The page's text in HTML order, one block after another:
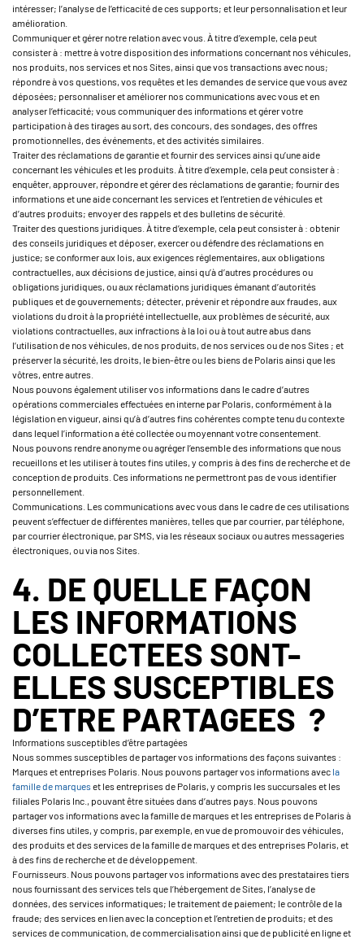
intéresser; l’analyse de l’efficacité de ces supports; et leur personnalisation et leur
amélioration.
Communiquer et gérer notre relation avec vous. À titre d’exemple, cela peut
consister à : mettre à votre disposition des informations concernant nos véhicules,
nos produits, nos services et nos Sites, ainsi que vos transactions avec nous;
répondre à vos questions, vos requêtes et les demandes de service que vous avez
déposées; personnaliser et améliorer nos communications avec vous et en
analyser l’efficacité; vous communiquer des informations et gérer votre
participation à des tirages au sort, des concours, des sondages, des offres
promotionnelles, des événements, et des activités similaires.
Traiter des réclamations de garantie et fournir des services ainsi qu’une aide
concernant les véhicules et les produits. À titre d’exemple, cela peut consister à :
enquêter, approuver, répondre et gérer des réclamations de garantie; fournir des
informations et une aide concernant les services et l’entretien de véhicules et
d’autres produits; envoyer des rappels et des bulletins de sécurité.
Traiter des questions juridiques. À titre d’exemple, cela peut consister à : obtenir
des conseils juridiques et déposer, exercer ou défendre des réclamations en
justice; se conformer aux lois, aux exigences réglementaires, aux obligations
contractuelles, aux décisions de justice, ainsi qu’à d’autres procédures ou
obligations juridiques, ou aux réclamations juridiques émanant d’autorités
publiques et de gouvernements; détecter, prévenir et répondre aux fraudes, aux
violations du droit à la propriété intellectuelle, aux problèmes de sécurité, aux
violations contractuelles, aux infractions à la loi ou à tout autre abus dans
l’utilisation de nos véhicules, de nos produits, de nos services ou de nos Sites ; et
préserver la sécurité, les droits, le bien-être ou les biens de Polaris ainsi que les
vôtres, entre autres.
Nous pouvons également utiliser vos informations dans le cadre d’autres
opérations commerciales effectuées en interne par Polaris, conformément à la
législation en vigueur, ainsi qu’à d’autres fins cohérentes compte tenu du contexte
dans lequel l’information a été collectée ou moyennant votre consentement.
Nous pouvons rendre anonyme ou agréger l’ensemble des informations que nous
recueillons et les utiliser à toutes fins utiles, y compris à des fins de recherche et de
conception de produits. Ces informations ne permettront pas de vous identifier
personnellement.
Communications. Les communications avec vous dans le cadre de ces utilisations
peuvent s’effectuer de différentes manières, telles que par courrier, par téléphone,
par courrier électronique, par SMS, via les réseaux sociaux ou autres messageries
électroniques, ou via nos Sites.
4. DE QUELLE FAÇON
LES INFORMATIONS
COLLECTEES SONT-
ELLES SUSCEPTIBLES
D’ETRE PARTAGEES ?
Informations susceptibles d’être partagées
Nous sommes susceptibles de partager vos informations des façons suivantes :
Marques et entreprises Polaris. Nous pouvons partager vos informations avec la
famille de marqueset les entreprises de Polaris, y compris les succursales et les
filiales Polaris Inc., pouvant être situées dans d’autres pays. Nous pouvons
partager vos informations avec la famille de marques et les entreprises de Polaris à
diverses fins utiles, y compris, par exemple, en vue de promouvoir des véhicules,
des produits et des services de la famille de marques et des entreprises Polaris, et
à des fins de recherche et de développement.
Fournisseurs. Nous pouvons partager vos informations avec des prestataires tiers
nous fournissant des services tels que l’hébergement de Sites, l’analyse de
données, des services informatiques; le traitement de paiement; le contrôle de la
fraude; des services en lien avec la conception et l’entretien de produits; et des
services de communication, de commercialisation ainsi que de publicité en ligne et